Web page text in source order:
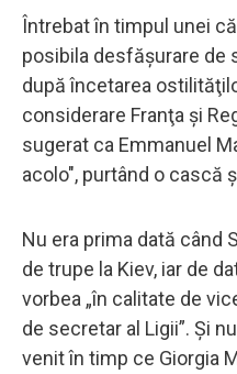
Întrebat în timpul unei
posibila desfăşurare de
după încetarea
considerare Franţa şi
sugerat ca Emmanuel
acolo", purtând o cască
Nu era prima dată când
de trupe la Kiev, iar de
vorbea „în calitate de
de secretar al Ligii”. Și
venit în timp ce Giorgia